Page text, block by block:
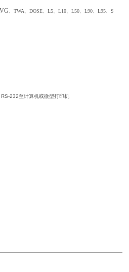
、TWA、DOSE、L5、L10、L50、L90、L95、S
232至计算机或微型打印机